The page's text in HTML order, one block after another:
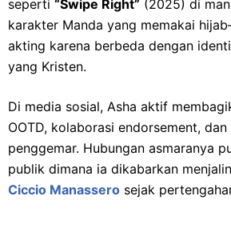
seperti “Swipe Right” (2025) di
karakter Manda yang memakai
akting karena berbeda dengan
yang Kristen.
Di media sosial, Asha aktif
OOTD, kolaborasi endorsement,
penggemar. Hubungan asmaranya
publik dimana ia dikabarkan
Ciccio Manassero sejak